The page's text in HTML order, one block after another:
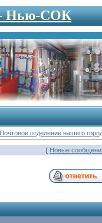
- Нью-СОК
Почтовое отделение нашего
[ Новые